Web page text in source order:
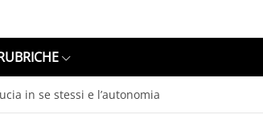
in se stessi e l’autonomia